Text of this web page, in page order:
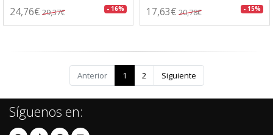
24,76€ 29,37€ - 16% 17,63€ 20,78€ - 15%
Anterior 1 2 Siguiente
Síguenos en: